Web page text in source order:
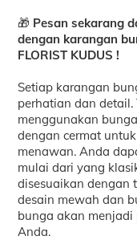
🎁 Pesan sekarang
dengan karangan
FLORIST KUDUS !
Setiap karangan
perhatian dan
menggunakan
dengan cermat
menawan. Anda
mulai dari yang
disesuaikan dengan
desain mewah dan
bunga akan
Anda.